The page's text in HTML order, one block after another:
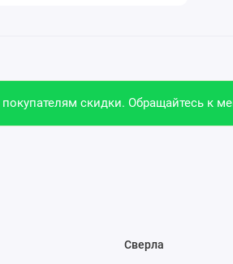
скидки. Обращайтесь к
Сверла